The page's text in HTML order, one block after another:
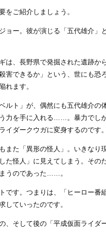
をご紹介しましょう。
ョー。彼が演じる「五代雄介」
は、長野県で発掘された遺跡か
害できるか」という、世にも恐
れます。
ルト」が、偶然にも五代雄介の
力を手に入れる……。暴力でし
イダークウガに変身するのです。
また「異形の怪人」。いきなり
た怪人」に見えてしまう。そ
うのであった……。
です。つまりは、「ヒーロー番
していったのです。
、そして後の「平成仮面ライダ